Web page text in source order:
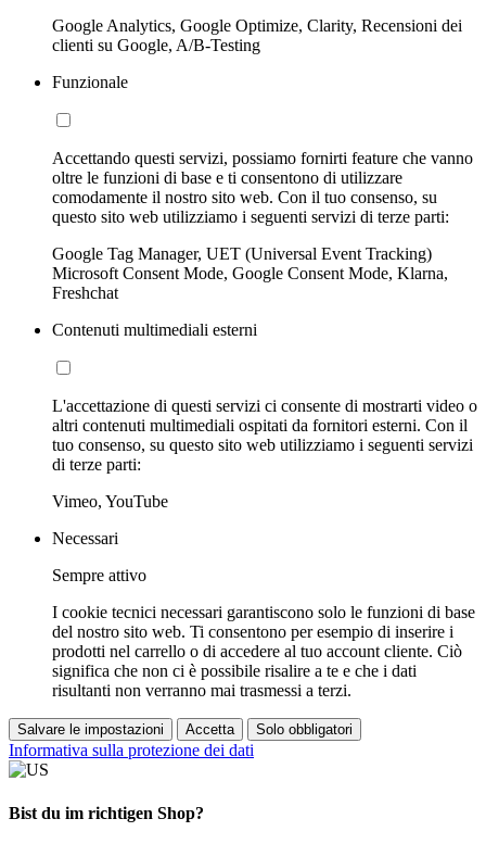
Google Analytics, Google Optimize, Clarity, Recensioni dei
clienti su Google, A/B-Testing
Funzionale
Accettando questi servizi, possiamo fornirti feature che vanno
oltre le funzioni di base e ti consentono di utilizzare
comodamente il nostro sito web. Con il tuo consenso, su
questo sito web utilizziamo i seguenti servizi di terze parti:
Google Tag Manager, UET (Universal Event Tracking)
Microsoft Consent Mode, Google Consent Mode, Klarna,
Freshchat
Contenuti multimediali esterni
L'accettazione di questi servizi ci consente di mostrarti video o
altri contenuti multimediali ospitati da fornitori esterni. Con il
tuo consenso, su questo sito web utilizziamo i seguenti servizi
di terze parti:
Vimeo, YouTube
Necessari
Sempre attivo
I cookie tecnici necessari garantiscono solo le funzioni di base
del nostro sito web. Ti consentono per esempio di inserire i
prodotti nel carrello o di accedere al tuo account cliente. Ciò
significa che non ci è possibile risalire a te e che i dati
risultanti non verranno mai trasmessi a terzi.
Salvare le impostazioni Accetta Solo obbligatori
Informativa sulla protezione dei dati
Bist du im richtigen Shop?